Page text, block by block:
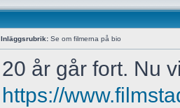
Inläggsrubrik: Se om filmerna på bio
20 år går fort. Nu
https://